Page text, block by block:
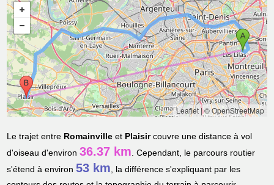
Leaflet|© OpenStreetMap
Le trajet entre Romainville et Plaisircouvre une distance à vol
d'oiseau d'environ36.37 km. Cependant, le parcours routier
s'étend à environ53 km, la différence s'expliquant par les